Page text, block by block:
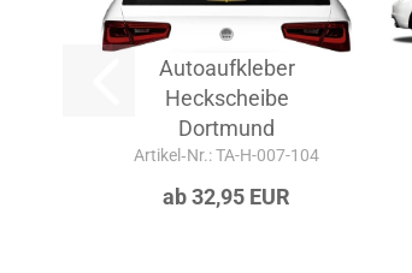
Autoaufkleber
Heckscheibe
Dortmund
Artikel‑Nr.: TA-H-007-104
ab 32,95 EUR